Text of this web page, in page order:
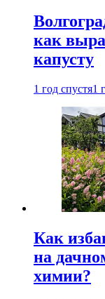
как
капусту
1 год спустя1
Как
на
химии?